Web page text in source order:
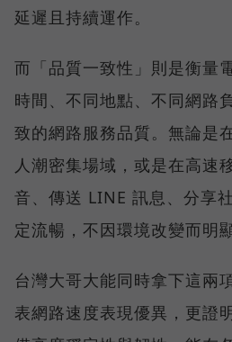
延遲且持續運作。
而「品質一致性」則是衡量
時間、不同地點、不同網路
致的網路服務品質。無論是
人潮密集場域，或是在高速
音、傳送 LINE 訊息、分享
定流暢，不因環境改變而明
台灣大哥大能同時拿下這兩
表網路速度表現優異，更證